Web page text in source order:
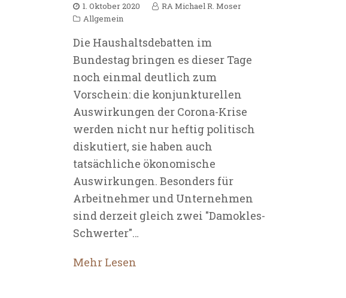
1. Oktober 2020
RA Michael R. Moser
Allgemein
Die Haushaltsdebatten im
Bundestag bringen es dieser Tage
noch einmal deutlich zum
Vorschein: die konjunkturellen
Auswirkungen der Corona-Krise
werden nicht nur heftig politisch
diskutiert, sie haben auch
tatsächliche ökonomische
Auswirkungen. Besonders für
Arbeitnehmer und Unternehmen
sind derzeit gleich zwei "Damokles-
Schwerter"…
Mehr Lesen